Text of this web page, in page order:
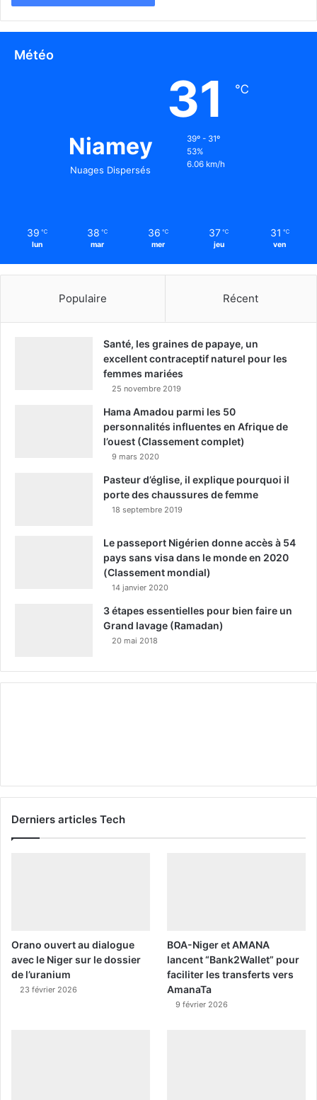
Météo
Niamey
Nuages Dispersés
31 ℃
39º - 31º
53%
6.06 km/h
39 ℃
lun
38 ℃
mar
36 ℃
mer
37 ℃
jeu
31 ℃
ven
Populaire Récent
Santé, les graines de papaye, un
excellent contraceptif naturel pour les
femmes mariées
25 novembre 2019
Hama Amadou parmi les 50
personnalités influentes en Afrique de
l’ouest (Classement complet)
9 mars 2020
Pasteur d’église, il explique pourquoi il
porte des chaussures de femme
18 septembre 2019
Le passeport Nigérien donne accès à 54
pays sans visa dans le monde en 2020
(Classement mondial)
14 janvier 2020
3 étapes essentielles pour bien faire un
Grand lavage (Ramadan)
20 mai 2018
Derniers articles Tech
Orano ouvert au dialogue
avec le Niger sur le dossier
de l’uranium
23 février 2026
BOA-Niger et AMANA
lancent “Bank2Wallet” pour
faciliter les transferts vers
AmanaTa
9 février 2026